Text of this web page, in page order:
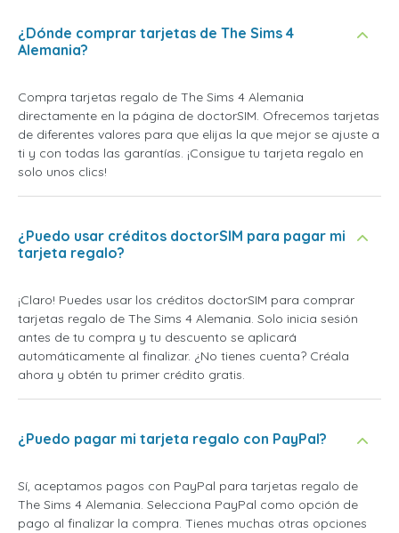
¿Dónde comprar tarjetas de The Sims 4
Alemania?
Compra tarjetas regalo de The Sims 4 Alemania
directamente en la página de doctorSIM. Ofrecemos tarjetas
de diferentes valores para que elijas la que mejor se ajuste a
ti y con todas las garantías. ¡Consigue tu tarjeta regalo en
solo unos clics!
¿Puedo usar créditos doctorSIM para pagar mi
tarjeta regalo?
¡Claro! Puedes usar los créditos doctorSIM para comprar
tarjetas regalo de The Sims 4 Alemania. Solo inicia sesión
antes de tu compra y tu descuento se aplicará
automáticamente al finalizar. ¿No tienes cuenta? Créala
ahora y obtén tu primer crédito gratis.
¿Puedo pagar mi tarjeta regalo con PayPal?
Sí, aceptamos pagos con PayPal para tarjetas regalo de
The Sims 4 Alemania. Selecciona PayPal como opción de
pago al finalizar la compra. Tienes muchas otras opciones